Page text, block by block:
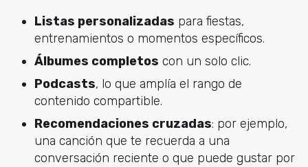
Listas personalizadas para fiestas,
entrenamientos o momentos específicos.
Álbumes completos con un solo clic.
Podcasts, lo que amplía el rango de
contenido compartible.
Recomendaciones cruzadas: por ejemplo,
una canción que te recuerda a una
conversación reciente o que puede gustar por